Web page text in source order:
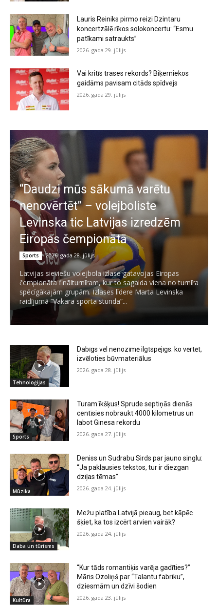
Lauris Reiniks pirmo reizi Dzintaru
koncertzālē rīkos solokoncertu: “Esmu
patīkami satraukts”
2026. gada 29. jūlijs
Vai kritīs trases rekords? Biķerniekos
gaidāms pavisam citāds spīdvejs
2026. gada 29. jūlijs
“Daudzi mūs sākumā varētu
nenovērtēt” – volejboliste
Levinska tic Latvijas izredzēm
Eiropas čempionātā
Sports 2026. gada 28. jūlijs
Latvijas sieviešu volejbola izlase gatavojas Eiropas
čempionāta finālturnīram, kur to sagaida viena no turnīra
spēcīgākajām grupām. Izlases līdere Marta Levinska
raidījumā “Vakara sporta stunda”...
Tehnoloģijas
Dabīgs vēl nenozīmē ilgtspējīgs: ko vērtēt,
izvēloties būvmateriālus
2026. gada 28. jūlijs
Sports
Turam īkšķus! Sprude septiņās dienās
centīsies nobraukt 4000 kilometrus un
labot Ginesa rekordu
2026. gada 27. jūlijs
Mūzika
Deniss un Sudrabu Sirds par jauno singlu:
“Ja paklausies tekstos, tur ir diezgan
dziļas tēmas”
2026. gada 24. jūlijs
Daba un tūrisms
Mežu platība Latvijā pieaug, bet kāpēc
šķiet, ka tos izcērt arvien vairāk?
2026. gada 24. jūlijs
Kultūra
“Kur tāds romantiķis varēja gadīties?”
Māris Ozoliņš par “Talantu fabriku”,
dziesmām un dzīvi šodien
2026. gada 23. jūlijs